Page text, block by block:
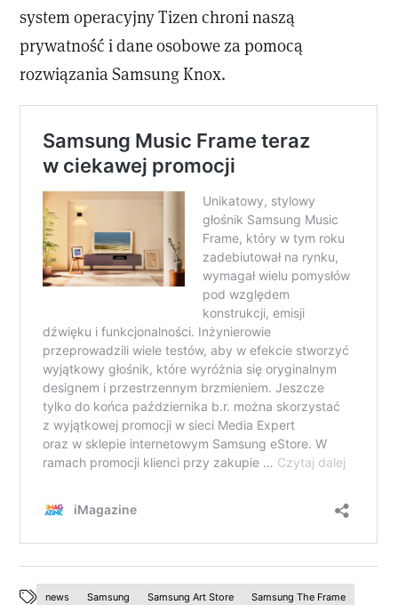
system operacyjny Tizen chroni naszą
prywatność i dane osobowe za pomocą
rozwiązania Samsung Knox.
news Samsung Samsung Art Store Samsung The Frame